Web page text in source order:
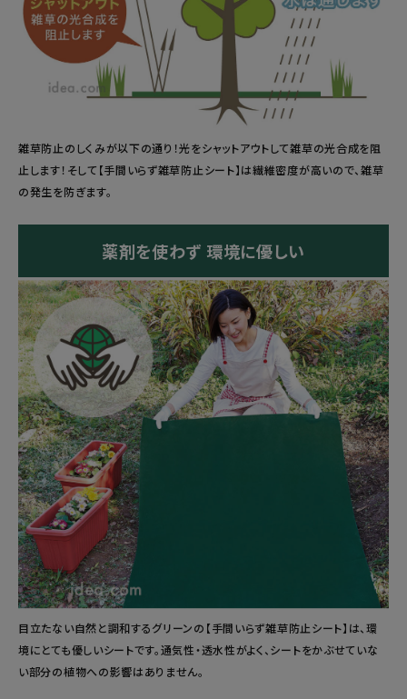
雑草防止のしくみが以下の通り！光をシャットアウトして雑草の光合成を阻
止します！そして【手間いらず雑草防止シート】は繊維密度が高いので、雑草
の発生を防ぎます。
薬剤を使わず 環境に優しい
目立たない自然と調和するグリーンの【手間いらず雑草防止シート】は、環
境にとても優しいシートです。通気性・透水性がよく、シートをかぶせていな
い部分の植物への影響はありません。